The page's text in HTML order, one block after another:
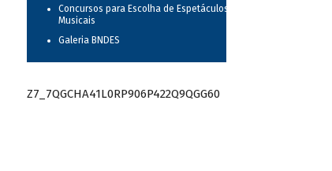
Concursos para Escolha de Espetáculos
Musicais
Galeria BNDES
Z7_7QGCHA41L0RP906P422Q9QGG60